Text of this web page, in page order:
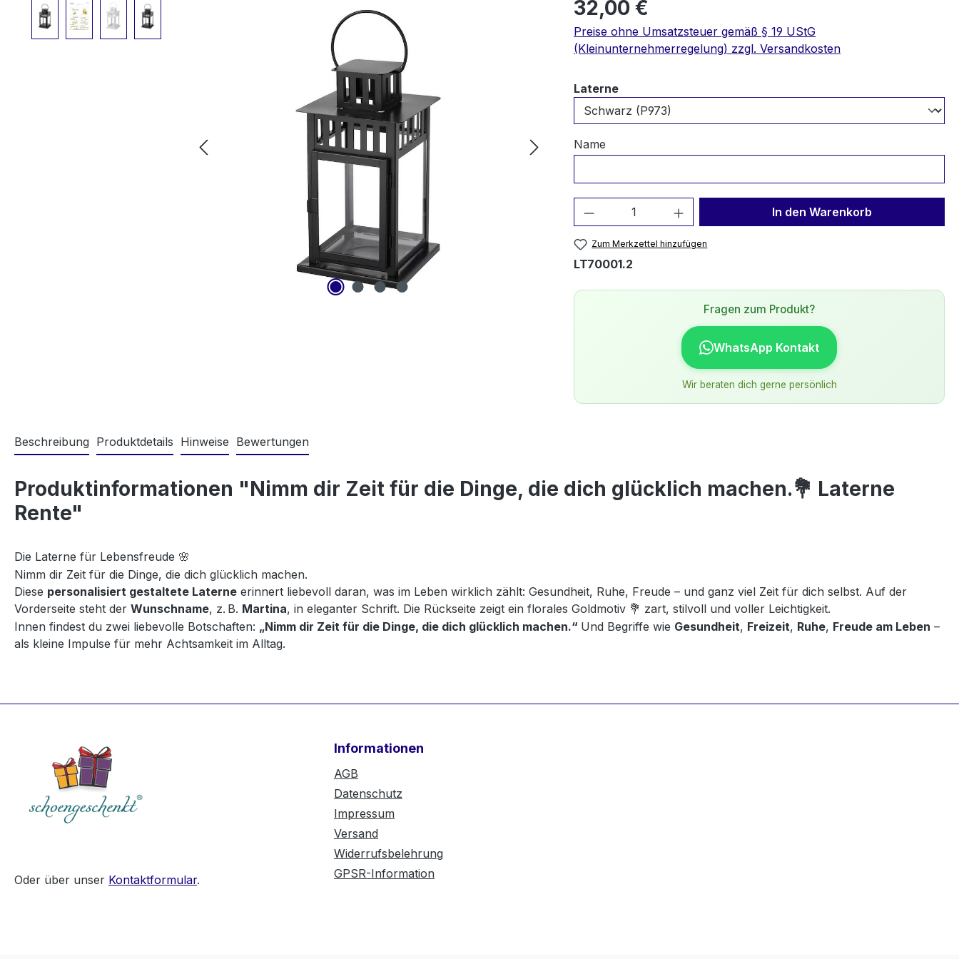
32,00 €
Preise ohne Umsatzsteuer gemäß § 19 UStG
(Kleinunternehmerregelung) zzgl. Versandkosten
Laterneauswählen
Name
Produkt Anzahl: Gib den gewünschten Wert
In den Warenkorb
Zum Merkzettel hinzufügen
LT70001.2
Fragen zum Produkt?
WhatsApp Kontakt
Wir beraten dich gerne persönlich
Beschreibung Produktdetails Hinweise Bewertungen
Produktinformationen "Nimm dir Zeit für die Dinge, die dich glücklich machen.💐 Laterne
Rente"
Die Laterne für Lebensfreude 🌸
Nimm dir Zeit für die Dinge, die dich glücklich machen.
Diese personalisiert gestaltete Laterne erinnert liebevoll daran, was im Leben wirklich zählt: Gesundheit, Ruhe, Freude – und ganz viel Zeit für dich selbst. Auf der
Vorderseite steht der Wunschname, z. B. Martina, in eleganter Schrift. Die Rückseite zeigt ein florales Goldmotiv 💐 zart, stilvoll und voller Leichtigkeit.
Innen findest du zwei liebevolle Botschaften: „Nimm dir Zeit für die Dinge, die dich glücklich machen.“ Und Begriffe wie Gesundheit, Freizeit, Ruhe, Freude am Leben –
als kleine Impulse für mehr Achtsamkeit im Alltag.
Oder über unser Kontaktformular.
Informationen
AGB
Datenschutz
Impressum
Versand
Widerrufsbelehrung
GPSR-Information